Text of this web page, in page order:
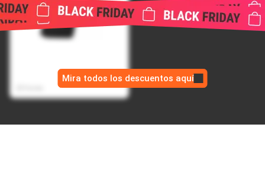
USB Power Bank 10.000
mAh - Negro
$ 169.990,00
$ 94.990,00
Mira todos los descuentos aquí